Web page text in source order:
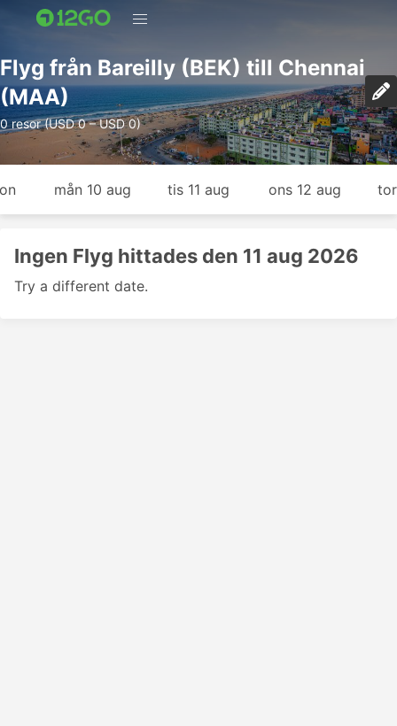
Flyg från Bareilly (BEK) till Chennai
(MAA)
0 resor (USD 0 – USD 0)
mån 10 aug tis 11 aug ons 12 aug
Ingen Flyg hittades den 11 aug 2026
Try a different date.